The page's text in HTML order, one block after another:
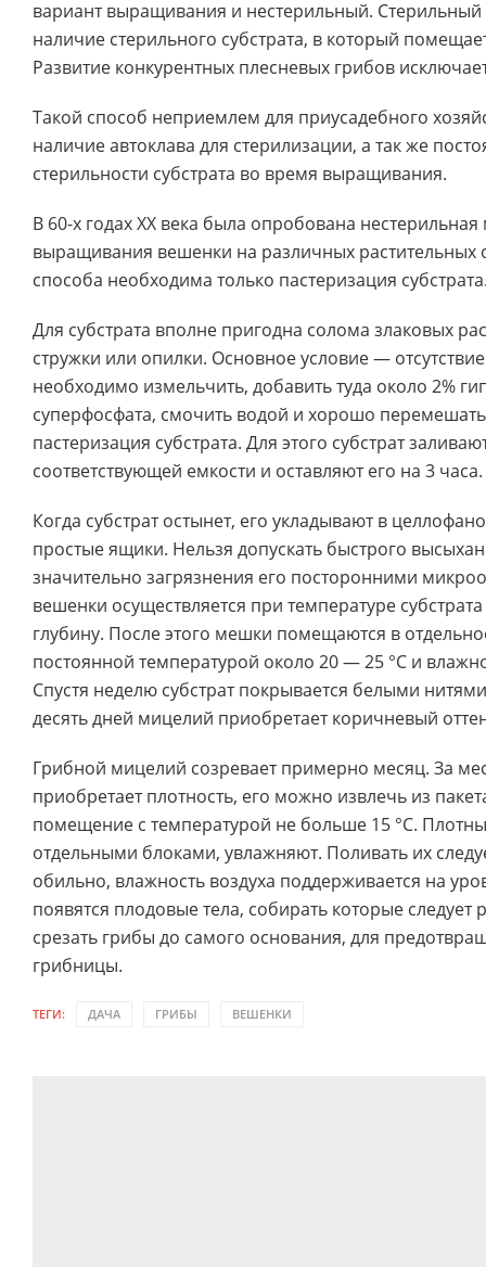
вариант выращивания и нестерильный. Стерильный
наличие стерильного субстрата, в который
Развитие конкурентных плесневых грибов
Такой способ неприемлем для приусадебного
наличие автоклава для стерилизации, а так же
стерильности субстрата во время выращивания.
В 60-х годах XX века была опробована нестерильная
выращивания вешенки на различных растительных
способа необходима только пастеризация
Для субстрата вполне пригодна солома злаковых
стружки или опилки. Основное условие —
необходимо измельчить, добавить туда около 2%
суперфосфата, смочить водой и хорошо
пастеризация субстрата. Для этого субстрат
соответствующей емкости и оставляют его на 3 часа.
Когда субстрат остынет, его укладывают в
простые ящики. Нельзя допускать быстрого
значительно загрязнения его посторонними
вешенки осуществляется при температуре
глубину. После этого мешки помещаются в
постоянной температурой около 20 — 25 °C и
Спустя неделю субстрат покрывается белыми
десять дней мицелий приобретает коричневый
Грибной мицелий созревает примерно месяц. За
приобретает плотность, его можно извлечь из
помещение с температурой не больше 15 °C.
отдельными блоками, увлажняют. Поливать их
обильно, влажность воздуха поддерживается на
появятся плодовые тела, собирать которые следует
срезать грибы до самого основания, для
грибницы.
ТЕГИ: ДАЧА ГРИБЫ ВЕШЕНКИ